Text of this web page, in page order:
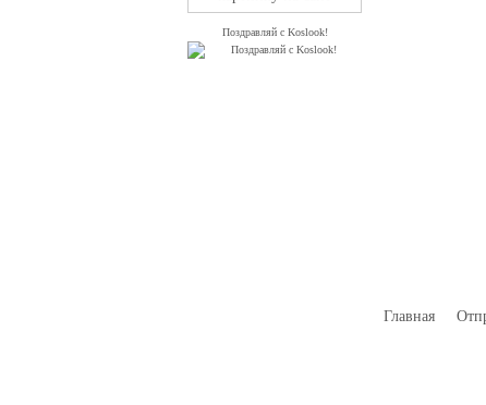
Поздравляй с Koslook!
Главная